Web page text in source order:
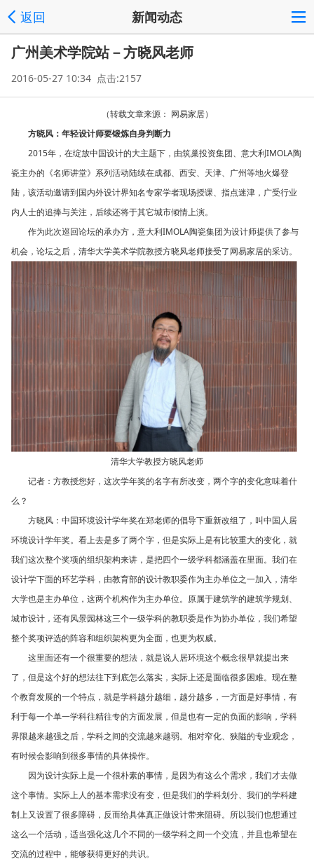
返回 新闻动态
广州美术学院站－方晓风老师
2016-05-27 10:34 点击:2157
（转载文章来源： 网易家居）
方晓风：年轻设计师要锻炼自身判断力
2015年，在绽放中国设计的大主题下，由筑巢投资集团、意大利IMOLA陶
瓷主办的《名师讲堂》系列活动陆续在成都、西安、天津、广州等地火爆登
陆，该活动邀请到国内外设计界知名专家学者现场授课、指点迷津，广受行业
内人士的追捧与关注，后续还将于其它城市倾情上演。
作为此次巡回论坛的承办方，意大利IMOLA陶瓷集团为设计师提供了参与
机会，论坛之后，清华大学美术学院教授方晓风老师接受了网易家居的采访。
清华大学教授方晓风老师
记者：方教授您好，这次学年奖的名字有所改变，两个字的变化意味着什
么？
方晓风：中国环境设计学年奖在郑老师的倡导下重新改组了，叫中国人居
环境设计学年奖。看上去是多了两个字，但是实际上是有比较重大的变化，就
我们这次整个奖项的组织架构来讲，是把四个一级学科都涵盖在里面。我们在
设计学下面的环艺学科，由教育部的设计教职委作为主办单位之一加入，清华
大学也是主办单位，这两个机构作为主办单位。原属于建筑学的建筑学规划、
城市设计，还有风景园林这三个一级学科的教职委是作为协办单位，我们希望
整个奖项评选的阵容和组织架构更为全面，也更为权威。
这里面还有一个很重要的想法，就是说人居环境这个概念很早就提出来
了，但是这个好的想法往下到底怎么落实，实际上还是面临很多困难。现在整
个教育发展的一个特点，就是学科越分越细，越分越多，一方面是好事情，有
利于每一个单一学科往精往专的方面发展，但是也有一定的负面的影响，学科
界限越来越强之后，学科之间的交流越来越弱。相对窄化、狭隘的专业观念，
有时候会影响到很多事情的具体操作。
因为设计实际上是一个很朴素的事情，是因为有这么个需求，我们才去做
这个事情。实际上人的基本需求没有变，但是我们的学科划分、我们的学科建
制上又设置了很多障碍，反而给具体真正做设计带来阻碍。所以我们也想通过
这么一个活动，适当强化这几个不同的一级学科之间一个交流，并且也希望在
交流的过程中，能够获得更好的共识。